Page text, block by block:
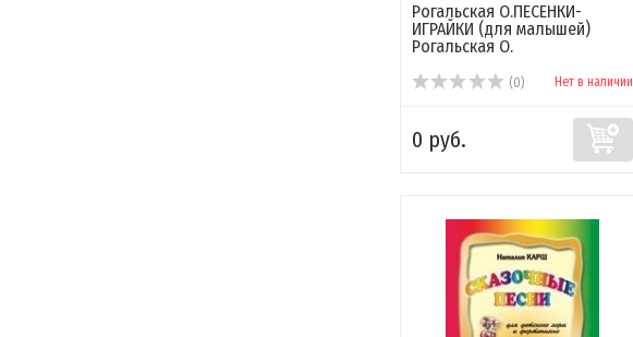
Рогальская О.ПЕСЕНКИ-
ИГРАЙКИ (для малышей)
Рогальская О.
(0) Нет в наличии
0 руб.